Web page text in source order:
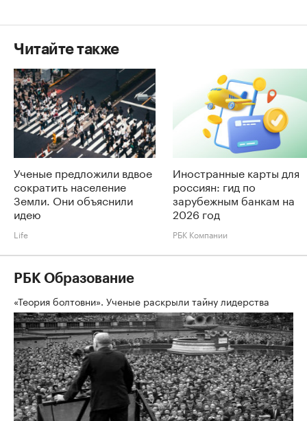
Читайте также
Ученые предложили вдвое
сократить население
Земли. Они объяснили
идею
Life
Иностранные карты для
россиян: гид по
зарубежным банкам на
2026 год
РБК Компании
РБК Образование
«Теория болтовни». Ученые раскрыли тайну лидерства